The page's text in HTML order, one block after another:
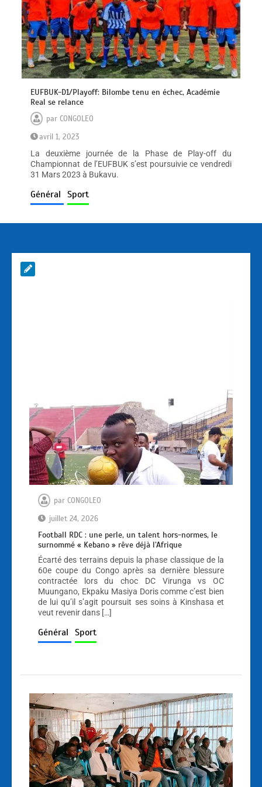
EUFBUK-D1/Playoff: Bilombe tenu en échec, Académie
Real se relance
parCONGOLEO
avril 1, 2023
La deuxième journée de la Phase de Play-off du
Championnat de l’EUFBUK s’est poursuivie ce vendredi
31 Mars 2023 à Bukavu.
Général Sport
par CONGOLEO
juillet 24, 2026
Football RDC : une perle, un talent hors-normes, le
surnommé « Kebano » rêve déjà l’Afrique
Écarté des terrains depuis la phase classique de la
60e coupe du Congo après sa dernière blessure
contractée lors du choc DC Virunga vs OC
Muungano, Ekpaku Masiya Doris comme c’est bien
de lui qu’il s’agit poursuit ses soins à Kinshasa et
veut revenir dans […]
Général Sport